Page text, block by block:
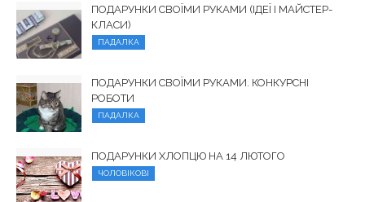
ПОДАРУНКИ СВОЇМИ РУКАМИ (ІДЕЇ І МАЙСТЕР-
КЛАСИ)
ПАДАЛКА
ПОДАРУНКИ СВОЇМИ РУКАМИ. КОНКУРСНІ
РОБОТИ
ПАДАЛКА
ПОДАРУНКИ ХЛОПЦЮ НА 14 ЛЮТОГО
ЧОЛОВІКОВІ